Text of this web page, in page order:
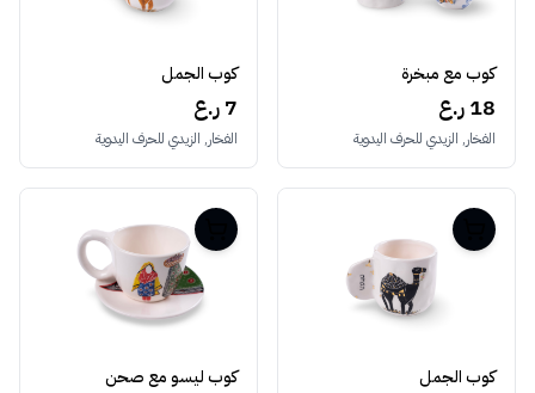
كوب مع مبخرة
18 ر.ع
الفخار, الزيدي للحرف اليدوية
كوب الجمل
7 ر.ع
الفخار, الزيدي للحرف اليدوية
كوب الجمل كوب ليسو مع صحن